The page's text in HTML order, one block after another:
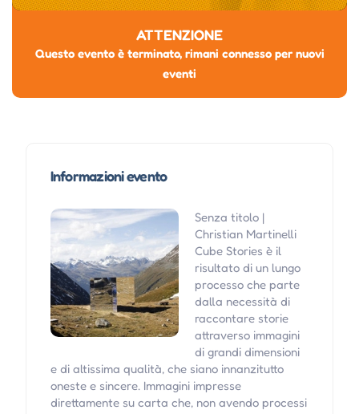
ATTENZIONE
Questo evento è terminato, rimani connesso per nuovi
eventi
Informazioni evento
Senza titolo |
Christian Martinelli
Cube Stories è il
risultato di un lungo
processo che parte
dalla necessità di
raccontare storie
attraverso immagini
di grandi dimensioni
e di altissima qualità, che siano innanzitutto
oneste e sincere. Immagini impresse
direttamente su carta che, non avendo processi